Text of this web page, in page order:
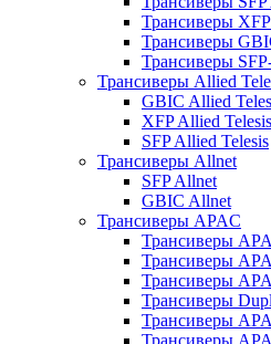
Трансиверы
Трансиверы
Трансиверы
Трансиверы Allied
GBIC Allied
XFP Allied Telesis
SFP Allied Telesis
Трансиверы Allnet
SFP Allnet
GBIC Allnet
Трансиверы APAC
Трансиверы
Трансиверы
Трансиверы
Трансиверы
Трансиверы
Трансиверы